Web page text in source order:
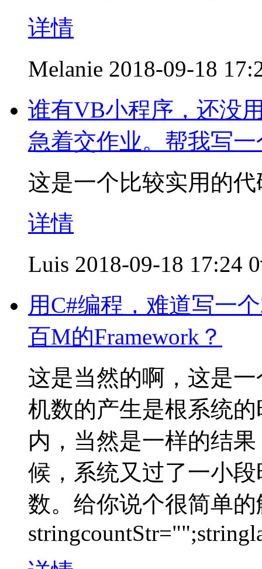
详情
Melanie 2018-09-18
谁有VB小程序，还没
急着交作业。帮我写
这是一个比较实用的
详情
Luis 2018-09-18 17:24
用C#编程，难道写一
百M的Framework？
这是当然的啊，这是
机数的产生是根系统
内，当然是一样的结果
候，系统又过了一小
数。给你说个很简单